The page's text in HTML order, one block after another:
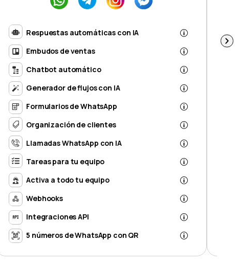
Respuestas automáticas con IA
Embudos de ventas
Chatbot automático
Generador de flujos con IA
Formularios de WhatsApp
Organización de clientes
Llamadas WhatsApp con IA
Tareas para tu equipo
Activa a todo tu equipo
Webhooks
Integraciones API
5 números de WhatsApp con QR